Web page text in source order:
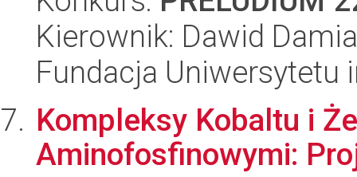
Kierownik: Dawid
Fundacja Uniwersytetu
Kompleksy Kobaltu i
Aminofosfinowymi: